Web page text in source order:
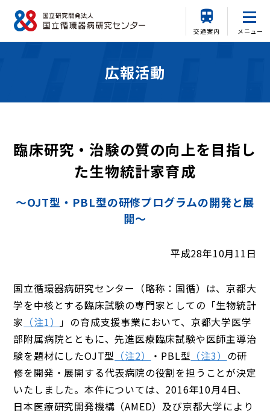
交通案内 メニュー
広報活動
臨床研究・治験の質の向上を目指し
た生物統計家育成
～OJT型・PBL型の研修プログラムの開発と展
開～
平成28年10月11日
国立循環器病研究センター（略称：国循）は、京都大
学を中核とする臨床試験の専門家としての「生物統計
家 （注1）」の育成支援事業において、京都大学医学
部附属病院とともに、先進医療臨床試験や医師主導治
験を題材にしたOJT型 （注2） ・PBL型 （注3） の研
修を開発・展開する代表病院の役割を担うことが決定
いたしました。本件については、2016年10月4日、
日本医療研究開発機構（AMED）及び京都大学により